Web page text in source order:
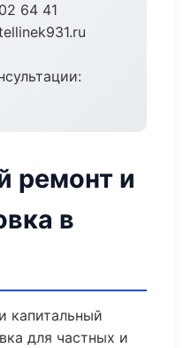
64 41
ремонт и
в
капитальный
для частных и